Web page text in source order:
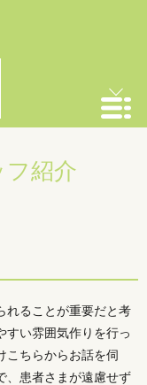
フ紹介
れることが重要だと考
すい雰囲気作りを行っ
こちらからお話を伺
、患者さまが遠慮せず